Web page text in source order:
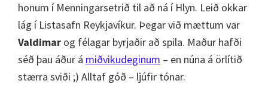
honum í Menningarsetrið til að ná í Hlyn. Leið okkar
lág í Listasafn Reykjavíkur. Þegar við mættum var
Valdimar og félagar byrjaðir að spila. Maður hafði
séð þau áður á miðvikudeginum – en núna á örlítið
stærra sviði ;) Alltaf góð – ljúfir tónar.